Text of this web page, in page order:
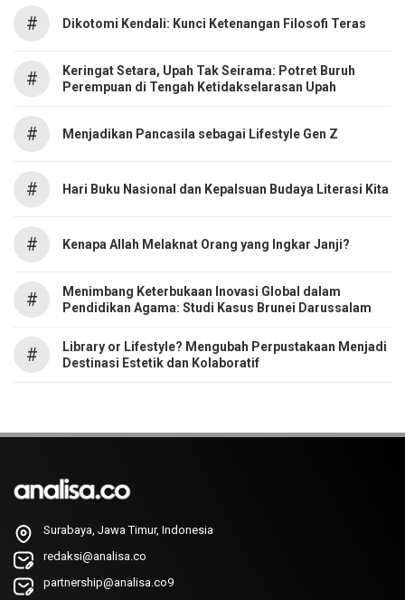
# Dikotomi Kendali: Kunci Ketenangan Filosofi Teras
#
Keringat Setara, Upah Tak Seirama: Potret Buruh
Perempuan di Tengah Ketidakselarasan Upah
# Menjadikan Pancasila sebagai Lifestyle Gen Z
# Hari Buku Nasional dan Kepalsuan Budaya Literasi Kita
# Kenapa Allah Melaknat Orang yang Ingkar Janji?
#
Menimbang Keterbukaan Inovasi Global dalam
Pendidikan Agama: Studi Kasus Brunei Darussalam
#
Library or Lifestyle? Mengubah Perpustakaan Menjadi
Destinasi Estetik dan Kolaboratif
Surabaya, Jawa Timur, Indonesia
redaksi@analisa.co
partnership@analisa.co9